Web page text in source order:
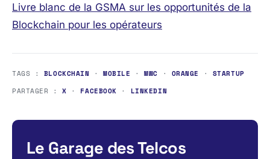
Livre blanc de la GSMA sur les opportunités de la
Blockchain pour les opérateurs
TAGS : BLOCKCHAIN ·MOBILE ·MWC · ORANGE · STARTUP
PARTAGER :X · FACEBOOK · LINKEDIN
Le Garage des Telcos